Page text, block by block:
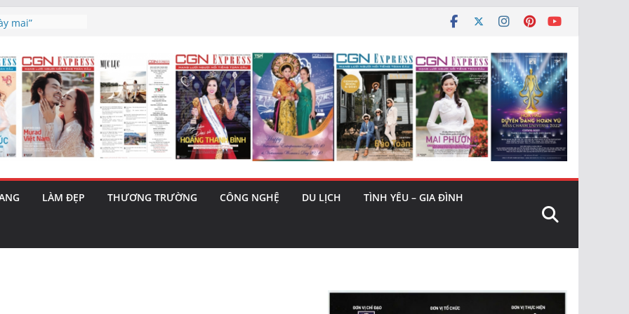
triết lý sống
hit “Tôi là
– 1 Cơ hội
cùng MTH
8): Bật tăng
và nguy cơ trốn
LÀM ĐẸP THƯƠNG TRƯỜNG CÔNG NGHỆ DU LỊCH TÌNH YÊU – GIA ĐÌNH